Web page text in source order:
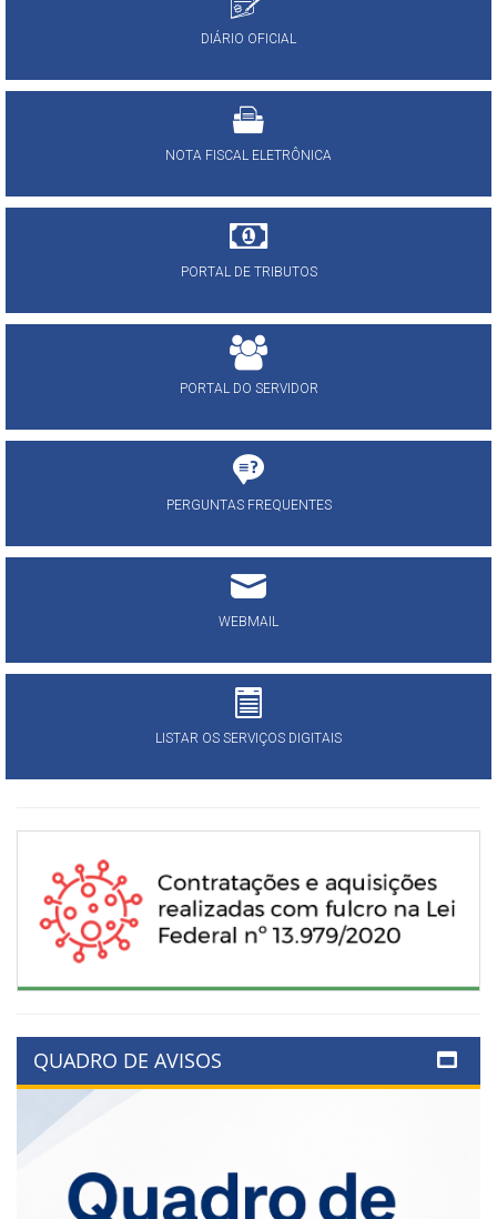
DIÁRIO OFICIAL
NOTA FISCAL ELETRÔNICA
PORTAL DE TRIBUTOS
PORTAL DO SERVIDOR
PERGUNTAS FREQUENTES
WEBMAIL
LISTAR OS SERVIÇOS DIGITAIS
QUADRO DE AVISOS